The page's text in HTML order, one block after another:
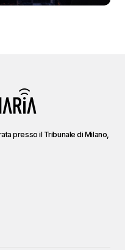
presso il Tribunale di Milano,